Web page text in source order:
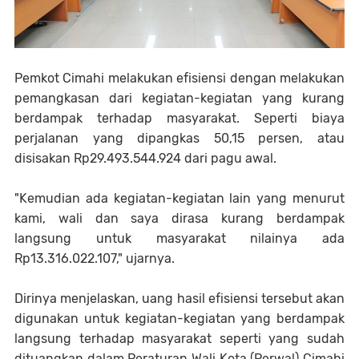
Pemkot Cimahi melakukan efisiensi dengan melakukan
pemangkasan dari kegiatan-kegiatan yang kurang
berdampak terhadap masyarakat. Seperti biaya
perjalanan yang dipangkas 50,15 persen, atau
disisakan Rp29.493.544.924 dari pagu awal.
"Kemudian ada kegiatan-kegiatan lain yang menurut
kami, wali dan saya dirasa kurang berdampak
langsung untuk masyarakat nilainya ada
Rp13.316.022.107," ujarnya.
Dirinya menjelaskan, uang hasil efisiensi tersebut akan
digunakan untuk kegiatan-kegiatan yang berdampak
langsung terhadap masyarakat seperti yang sudah